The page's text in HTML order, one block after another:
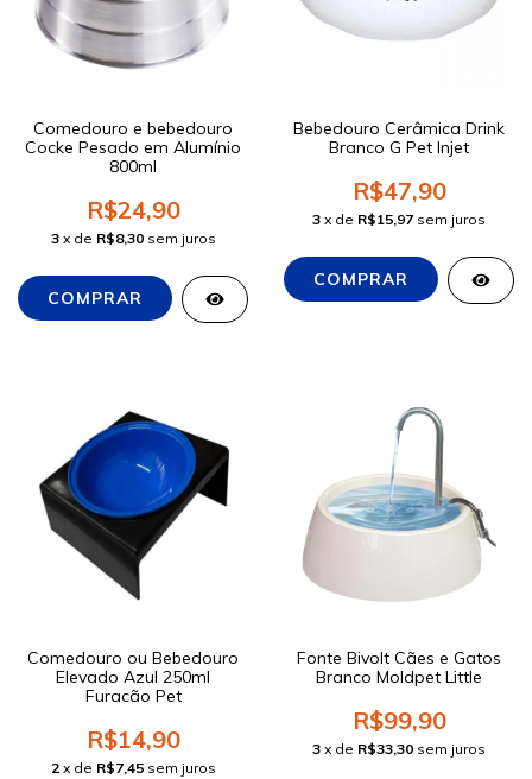
Comedouro e bebedouro
Cocke Pesado em Alumínio
800ml
R$24,90
3 x de R$8,30 sem juros
Bebedouro Cerâmica Drink
Branco G Pet Injet
R$47,90
3 x de R$15,97 sem juros
Comedouro ou Bebedouro
Elevado Azul 250ml
Furacão Pet
R$14,90
2 x de R$7,45 sem juros
Fonte Bivolt Cães e Gatos
Branco Moldpet Little
R$99,90
3 x de R$33,30 sem juros